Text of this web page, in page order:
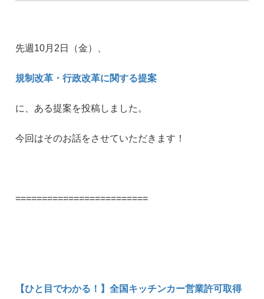
先週10月2日（金）、
規制改革・行政改革に関する提案
に、ある提案を投稿しました。
今回はそのお話をさせていただきます！
=========================
【ひと目でわかる！】全国キッチンカー営業許可取得